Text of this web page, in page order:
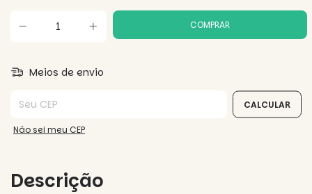
Meios de envio
CALCULAR
Não sei meu CEP
Descrição